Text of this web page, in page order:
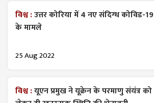
विश्व :उत्तर कोरिया में 4 नए संदिग्ध कोविड-19
के मामले
25 Aug 2022
विश्व :यूएन प्रमुख ने यूक्रेन के परमाणु संयंत्र को